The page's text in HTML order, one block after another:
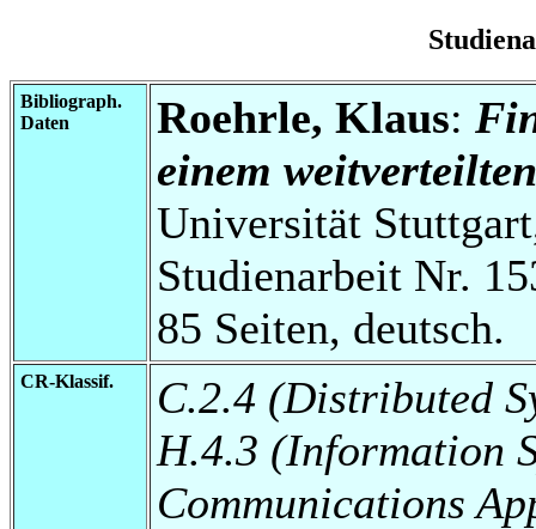
Bibliograph.
Daten
Roehrle, Klaus:
einem
Universität
Studienarbeit Nr.
85 Seiten, deutsch.
CR-Klassif.
C.2.4 (Distributed
H.4.3 (Information
Communications